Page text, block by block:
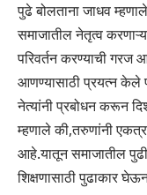
पुढे बोलताना जाधव
समाजातील नेतृत्व
परिवर्तन करण्याची गरज
आणण्यासाठी प्रयत्न केले
नेत्यांनी प्रबोधन करून
म्हणाले की,तरुणांनी
आहे.यातून समाजातील
शिक्षणासाठी पुढाकार